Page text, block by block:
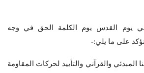
في يوم القدس يوم الكلمة الحق في وجه
نؤكد على ما يلي:-
المبدئي والقرآني والتأييد لحركات المقاومة